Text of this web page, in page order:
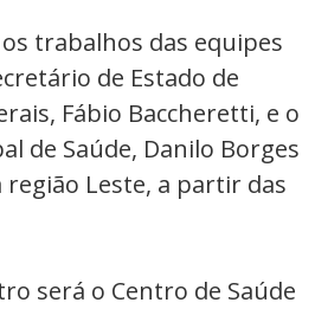
trabalhos das equipes
de Estado de
Fábio Baccheretti, e o
de Saúde, Danilo Borges
Leste, a partir das
será o Centro de Saúde